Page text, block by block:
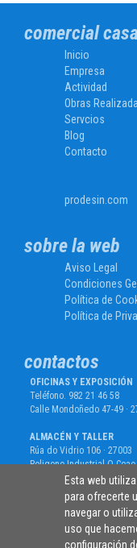
Esta web
para ofrecerte
navegar o
uso que
configuración
comercial
Inicio
Empresa
Actividad
Obras
Servcios
Blog
Contacto
prodesin.com
sobre la web
Aviso Legal
Condiciones
Política de
Política de
contactos
OFICINAS Y EXPOSICIÓN
Teléfono. 982 21 46 58
Calle Mondoñedo 47-49 ·
ALMACÉN Y TALLER
Rúa do Vidrio 106 · 27003
Poligono Industrial O Ceao
Siguenos en